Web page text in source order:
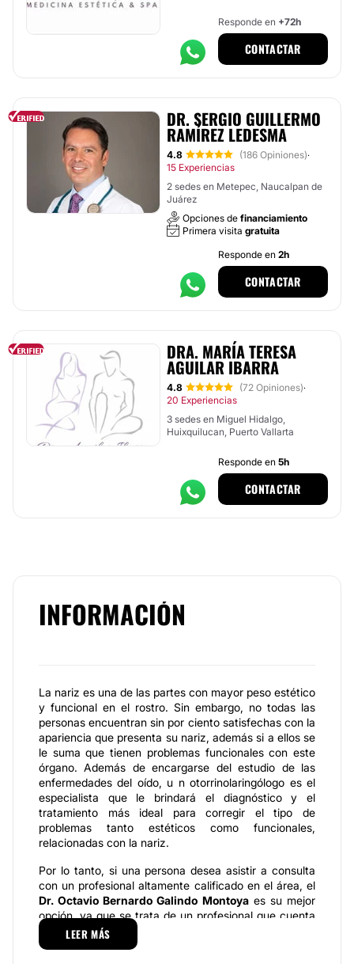
Responde en +72h
CONTACTAR
DR. SERGIO GUILLERMO
RAMÍREZ LEDESMA
4.8 (186 Opiniones)·
15 Experiencias
2 sedes en Metepec, Naucalpan de
Juárez
Opciones de financiamiento
Primera visita gratuita
Responde en 2h
CONTACTAR
DRA. MARÍA TERESA
AGUILAR IBARRA
4.8 (72 Opiniones)·
20 Experiencias
3 sedes en Miguel Hidalgo,
Huixquilucan, Puerto Vallarta
Responde en 5h
CONTACTAR
INFORMACIÓN
La nariz es una de las partes con mayor peso estético
y funcional en el rostro. Sin embargo, no todas las
personas encuentran sin por ciento satisfechas con la
apariencia que presenta su nariz, además si a ellos se
le suma que tienen problemas funcionales con este
órgano. Además de encargarse del estudio de las
enfermedades del oído, u n otorrinolaringólogo es el
especialista que le brindará el diagnóstico y el
tratamiento más ideal para corregir el tipo de
problemas tanto estéticos como funcionales,
relacionadas con la nariz.
Por lo tanto, si una persona desea asistir a consulta
con un profesional altamente calificado en el área, el
Dr. Octavio Bernardo Galindo Montoyaes su mejor
opción, ya que se trata de un profesional que cuenta
con la mejor disposición para ejercer su profesión en
otorrinolaringología
LEER MÁS